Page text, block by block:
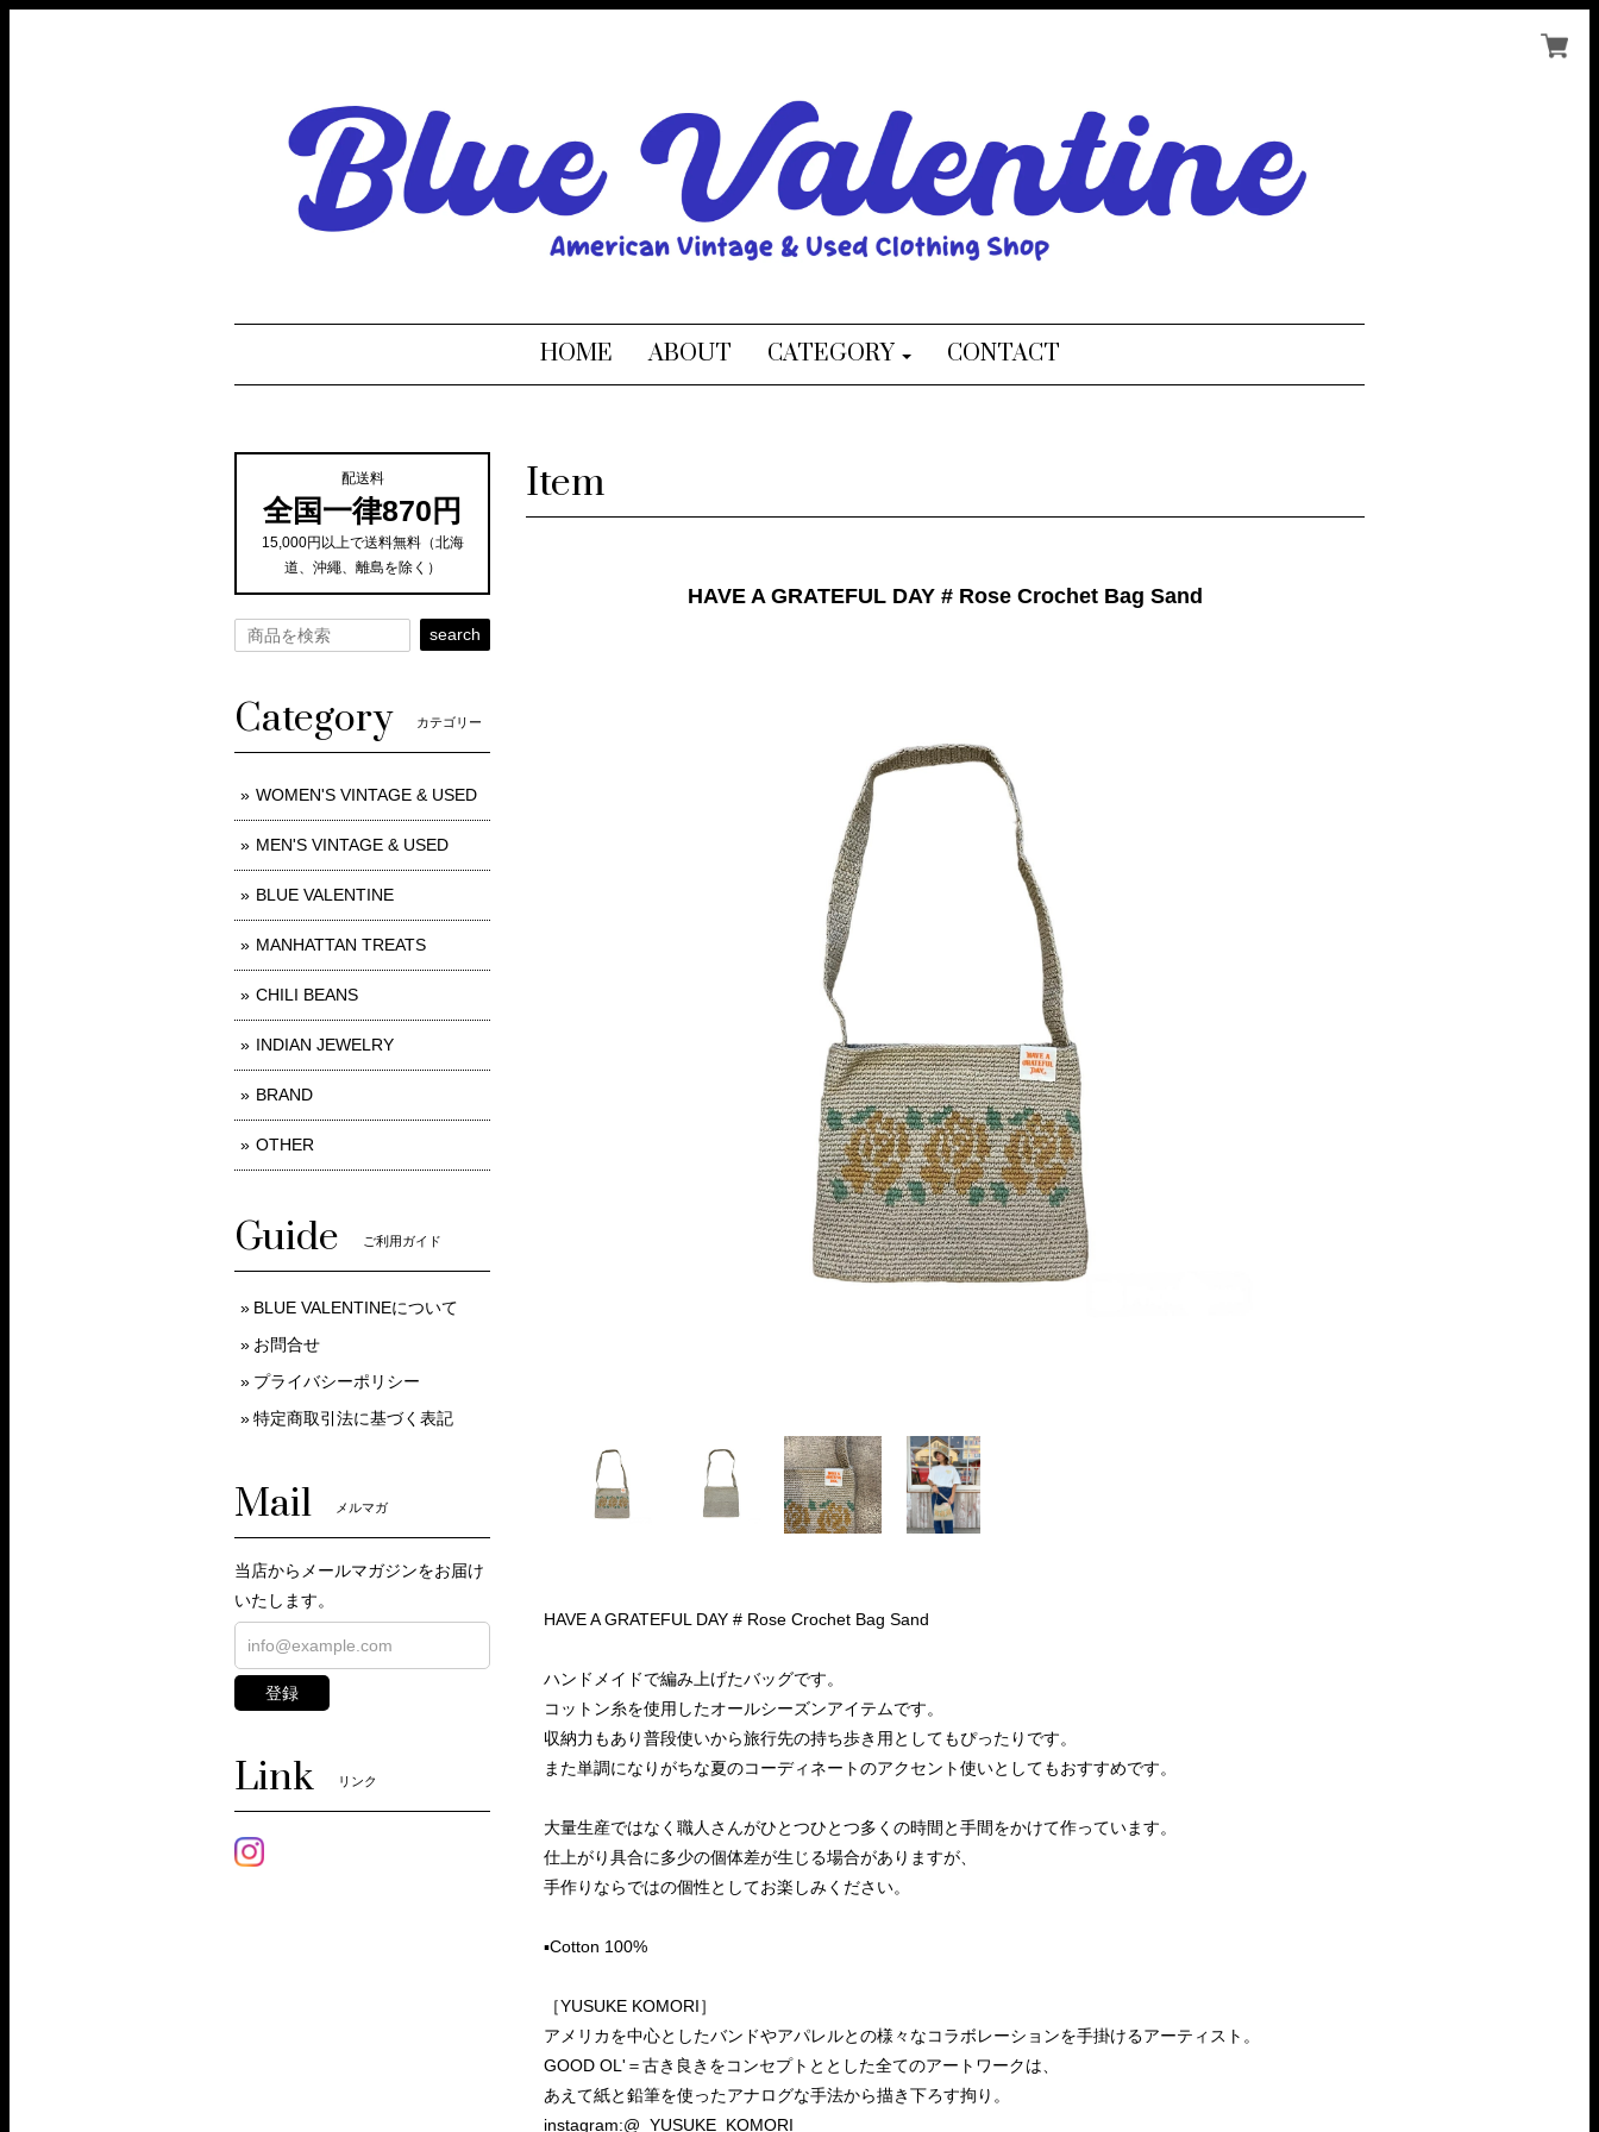
HOME ABOUT CATEGORY CONTACT
Item
HAVE A GRATEFUL DAY # Rose Crochet Bag Sand
HAVE A GRATEFUL DAY # Rose Crochet Bag Sand
ハンドメイドで編み上げたバッグです。
コットン糸を使用したオールシーズンアイテムです。
収納力もあり普段使いから旅行先の持ち歩き用としてもぴったりです。
また単調になりがちな夏のコーディネートのアクセント使いとしてもおすすめです。
大量生産ではなく職人さんがひとつひとつ多くの時間と手間をかけて作っています。
仕上がり具合に多少の個体差が生じる場合がありますが、
手作りならではの個性としてお楽しみください。
▪️Cotton 100%
［YUSUKE KOMORI］
アメリカを中心としたバンドやアパレルとの様々なコラボレーションを手掛けるアーティスト。
GOOD OL'＝古き良きをコンセプトととした全てのアートワークは、
あえて紙と鉛筆を使ったアナログな手法から描き下ろす拘り。
instagram:@_YUSUKE_KOMORI
配送料
全国一律870円
15,000円以上で送料無料（北海
道、沖繩、離島を除く）
search
Category カテゴリー
WOMEN'S VINTAGE & USED
MEN'S VINTAGE & USED
BLUE VALENTINE
MANHATTAN TREATS
CHILI BEANS
INDIAN JEWELRY
BRAND
OTHER
Guide ご利用ガイド
BLUE VALENTINEについて
お問合せ
プライバシーポリシー
特定商取引法に基づく表記
Mail メルマガ
当店からメールマガジンをお届け
いたします。
登録
Link リンク